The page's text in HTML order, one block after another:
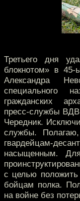
Третьего дня
блокнотом» в 45-
Александра
специального
гражданских
пресс-службы ВДВ
Чередник.
службы.
гвардейцам-
насыщенным.
с целью
бойцам полка.
на войне без